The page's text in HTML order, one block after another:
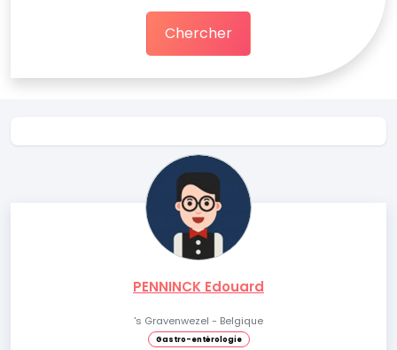
Chercher
PENNINCK Edouard
's Gravenwezel - Belgique
Gastro-entérologie